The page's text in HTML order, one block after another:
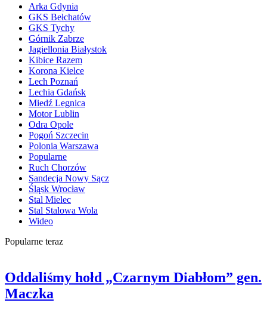
Arka Gdynia
GKS Bełchatów
GKS Tychy
Górnik Zabrze
Jagiellonia Białystok
Kibice Razem
Korona Kielce
Lech Poznań
Lechia Gdańsk
Miedź Legnica
Motor Lublin
Odra Opole
Pogoń Szczecin
Polonia Warszawa
Popularne
Ruch Chorzów
Sandecja Nowy Sącz
Śląsk Wrocław
Stal Mielec
Stal Stalowa Wola
Wideo
Popularne teraz
Oddaliśmy hołd „Czarnym Diabłom” gen.
Maczka